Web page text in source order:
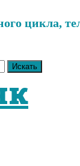
цикла,
Искать